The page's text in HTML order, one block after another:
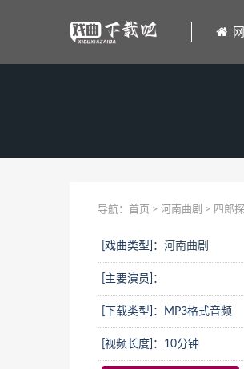
导航： 首页 > 河南曲剧 > 四郎
[戏曲类型]： 河南曲剧
[主要演员]：
[下载类型]：MP3格式音频
[视频长度]：10分钟